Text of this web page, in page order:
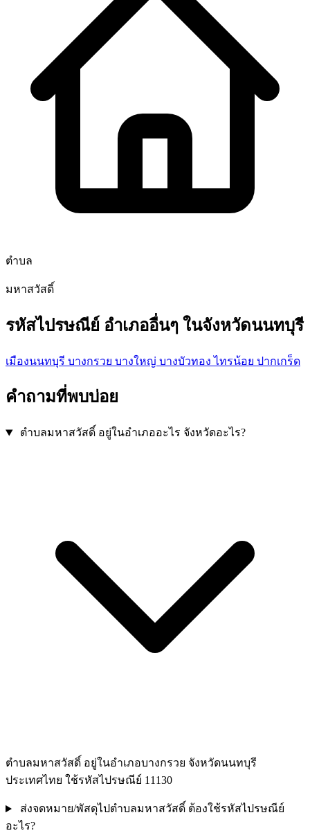
ตำบล
มหาสวัสดิ์
รหัสไปรษณีย์ อำเภออื่นๆ ในจังหวัดนนทบุรี
เมืองนนทบุรี บางกรวย บางใหญ่ บางบัวทองไทรน้อย ปากเกร็ด
คำถามที่พบบ่อย
ตำบลมหาสวัสดิ์ อยู่ในอำเภออะไร จังหวัดอะไร?
ตำบลมหาสวัสดิ์ อยู่ในอำเภอบางกรวย จังหวัดนนทบุรี
ประเทศไทย ใช้รหัสไปรษณีย์ 11130
ส่งจดหมาย/พัสดุไปตำบลมหาสวัสดิ์ ต้องใช้รหัสไปรษณีย์
อะไร?